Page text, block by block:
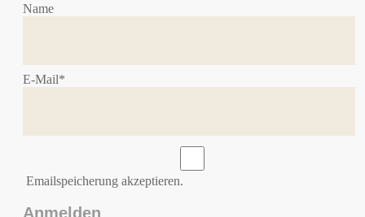
Name
E-Mail*
Emailspeicherung akzeptieren.